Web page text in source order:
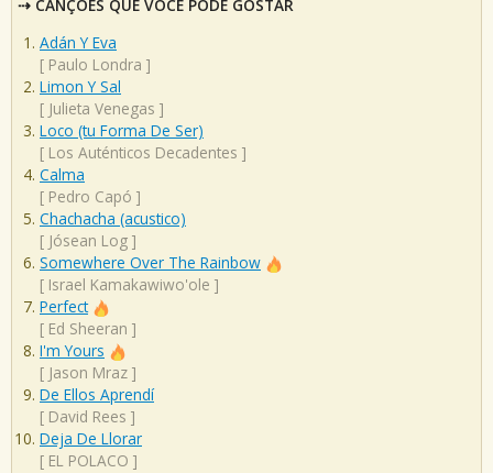
CANÇÕES QUE VOCÊ PODE GOSTAR
Adán Y Eva
[ Paulo Londra ]
Limon Y Sal
[ Julieta Venegas ]
Loco (tu Forma De Ser)
[ Los Auténticos Decadentes ]
Calma
[ Pedro Capó ]
Chachacha (acustico)
[ Jósean Log ]
Somewhere Over The Rainbow
[ Israel Kamakawiwo'ole ]
Perfect
[ Ed Sheeran ]
I'm Yours
[ Jason Mraz ]
De Ellos Aprendí
[ David Rees ]
Deja De Llorar
[ EL POLACO ]